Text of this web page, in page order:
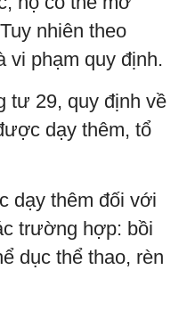
nhiên theo
vi phạm quy định.
tư 29, quy định về
dạy thêm, tổ
dạy thêm đối với
trường hợp: bồi
dục thể thao, rèn